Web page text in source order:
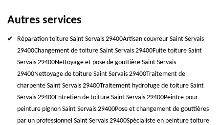
Autres services
Réparation toiture Saint Servais 29400Artisan couvreur Saint Servais
29400Changement de toiture Saint Servais 29400Fuite toiture Saint
Servais 29400Nettoyage et pose de gouttière Saint Servais
29400Nettoyage de toiture Saint Servais 29400Traitement de
charpente Saint Servais 29400Traitement hydrofuge de toiture Saint
Servais 29400Entretien de toiture Saint Servais 29400Peintre pour
peinture pignon Saint Servais 29400Pose et changement de gouttières
par un professionnel Saint Servais 29400Spécialiste en peinture toiture